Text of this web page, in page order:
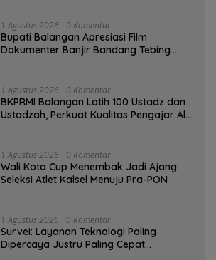
1 Agustus 2026 0 Komentar
Bupati Balangan Apresiasi Film
Dokumenter Banjir Bandang Tebing
1 Agustus 2026 0 Komentar
BKPRMI Balangan Latih 100 Ustadz dan
Ustadzah, Perkuat Kualitas Pengajar Al-
1 Agustus 2026 0 Komentar
Wali Kota Cup Menembak Jadi Ajang
Seleksi Atlet Kalsel Menuju Pra-PON
1 Agustus 2026 0 Komentar
Survei: Layanan Teknologi Paling
Dipercaya Justru Paling Cepat